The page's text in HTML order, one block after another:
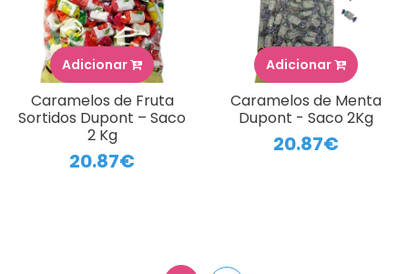
Adicionar
Caramelos de Fruta
Sortidos Dupont – Saco
2 Kg
20.87€
Adicionar
Caramelos de Menta
Dupont - Saco 2Kg
20.87€